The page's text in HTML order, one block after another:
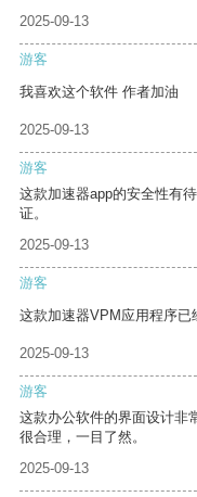
2025-09-13
游客
我喜欢这个软件 作者加油
2025-09-13
游客
这款加速器app的安全性有
证。
2025-09-13
游客
这款加速器VPM应用程序已
2025-09-13
游客
这款办公软件的界面设计非
很合理，一目了然。
2025-09-13